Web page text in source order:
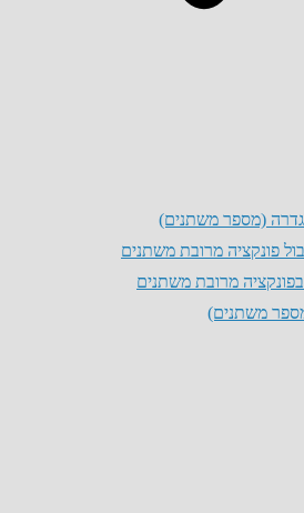
(מספר משתנים)
פונקציה מרובת משתנים
מרובת משתנים
משתנים)